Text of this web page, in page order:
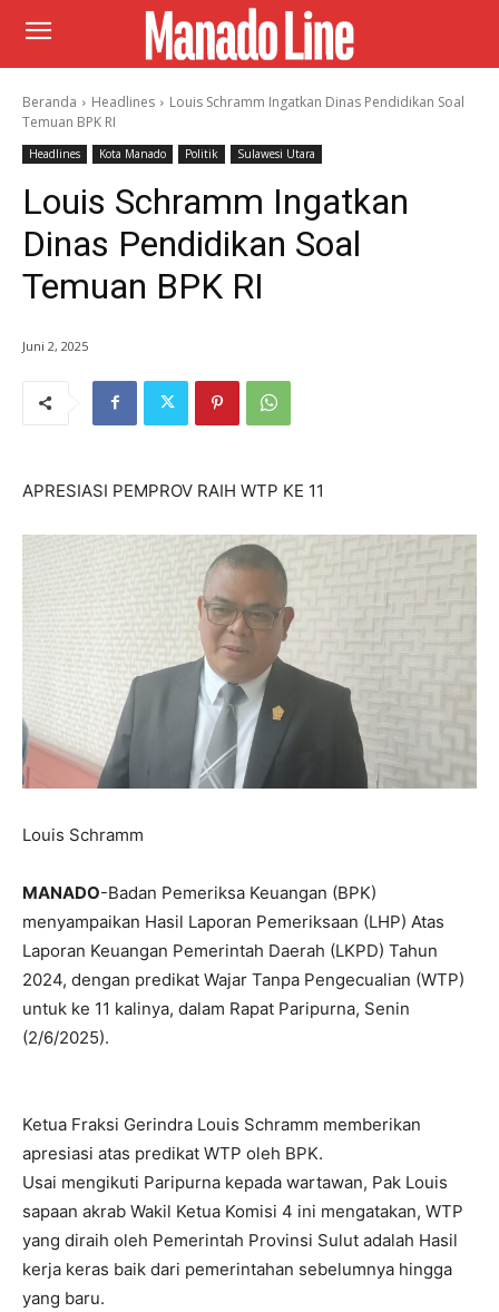
Beranda Headlines
Louis Schramm Ingatkan Dinas Pendidikan Soal
Temuan BPK RI
Headlines Kota Manado Politik Sulawesi Utara
Louis Schramm Ingatkan
Dinas Pendidikan Soal
Temuan BPK RI
Juni 2, 2025
APRESIASI PEMPROV RAIH WTP KE 11
Louis Schramm
MANADO-Badan Pemeriksa Keuangan (BPK)
menyampaikan Hasil Laporan Pemeriksaan (LHP) Atas
Laporan Keuangan Pemerintah Daerah (LKPD) Tahun
2024, dengan predikat Wajar Tanpa Pengecualian (WTP)
untuk ke 11 kalinya, dalam Rapat Paripurna, Senin
(2/6/2025).
Ketua Fraksi Gerindra Louis Schramm memberikan
apresiasi atas predikat WTP oleh BPK.
Usai mengikuti Paripurna kepada wartawan, Pak Louis
sapaan akrab Wakil Ketua Komisi 4 ini mengatakan, WTP
yang diraih oleh Pemerintah Provinsi Sulut adalah Hasil
kerja keras baik dari pemerintahan sebelumnya hingga
yang baru.